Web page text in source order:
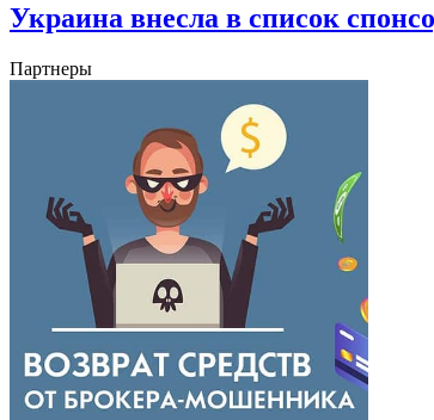
Украина внесла в список
Партнеры